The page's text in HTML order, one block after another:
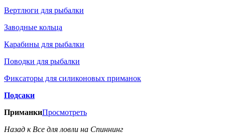
Вертлюги для рыбалки
Заводные кольца
Карабины для рыбалки
Поводки для рыбалки
Фиксаторы для силиконовых приманок
Подсаки
ПриманкиПросмотреть
Назад к Все для ловли на Спиннинг